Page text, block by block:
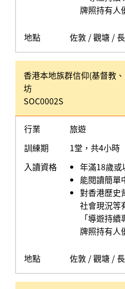
牌照持有人
地點 佐敦 / 觀塘 /
香港本地族群信仰(基督教
坊
SOC0002S
行業
旅遊
訓練期
1堂，共4小時
入讀資格
年滿18歲或
能閱讀簡單
對香港歷史
社會現況等
「導遊持
牌照持有人
地點 佐敦 / 觀塘 /